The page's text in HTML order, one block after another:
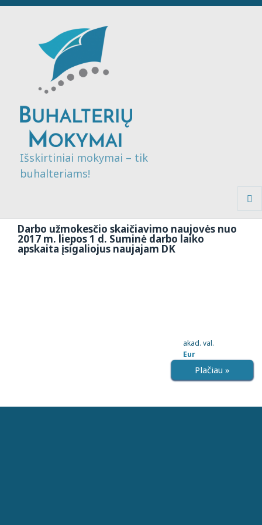
Išskirtiniai mokymai – tik
buhalteriams!
Darbo užmokesčio skaičiavimo naujovės nuo
2017 m. liepos 1 d. Suminė darbo laiko
apskaita įsigaliojus naujajam DK
akad. val.
Eur
Plačiau »